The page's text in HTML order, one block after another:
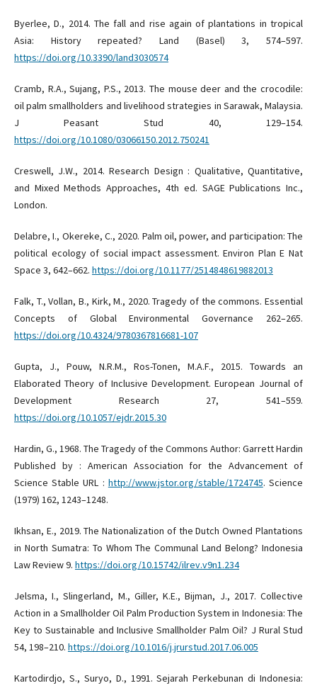
Byerlee, D., 2014. The fall and rise again of plantations in tropical
Asia: History repeated? Land (Basel) 3, 574–597.
https://doi.org/10.3390/land3030574
Cramb, R.A., Sujang, P.S., 2013. The mouse deer and the crocodile:
oil palm smallholders and livelihood strategies in Sarawak, Malaysia.
J Peasant Stud 40, 129–154.
https://doi.org/10.1080/03066150.2012.750241
Creswell, J.W., 2014. Research Design : Qualitative, Quantitative,
and Mixed Methods Approaches, 4th ed. SAGE Publications Inc.,
London.
Delabre, I., Okereke, C., 2020. Palm oil, power, and participation: The
political ecology of social impact assessment. Environ Plan E Nat
Space 3, 642–662. https://doi.org/10.1177/2514848619882013
Falk, T., Vollan, B., Kirk, M., 2020. Tragedy of the commons. Essential
Concepts of Global Environmental Governance 262–265.
https://doi.org/10.4324/9780367816681-107
Gupta, J., Pouw, N.R.M., Ros-Tonen, M.A.F., 2015. Towards an
Elaborated Theory of Inclusive Development. European Journal of
Development Research 27, 541–559.
https://doi.org/10.1057/ejdr.2015.30
Hardin, G., 1968. The Tragedy of the Commons Author: Garrett Hardin
Published by : American Association for the Advancement of
Science Stable URL : http://www.jstor.org/stable/1724745. Science
(1979) 162, 1243–1248.
Ikhsan, E., 2019. The Nationalization of the Dutch Owned Plantations
in North Sumatra: To Whom The Communal Land Belong? Indonesia
Law Review 9. https://doi.org/10.15742/ilrev.v9n1.234
Jelsma, I., Slingerland, M., Giller, K.E., Bijman, J., 2017. Collective
Action in a Smallholder Oil Palm Production System in Indonesia: The
Key to Sustainable and Inclusive Smallholder Palm Oil? J Rural Stud
54, 198–210. https://doi.org/10.1016/j.jrurstud.2017.06.005
Kartodirdjo, S., Suryo, D., 1991. Sejarah Perkebunan di Indonesia: